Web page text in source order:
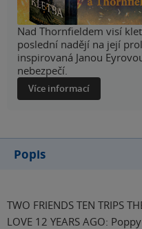
Nad Thornfieldem visí
poslední nadějí na její
inspirovaná Janou
nebezpečí.
Více informací
Popis
TWO FRIENDS TEN TRIPS
LOVE 12 YEARS AGO: